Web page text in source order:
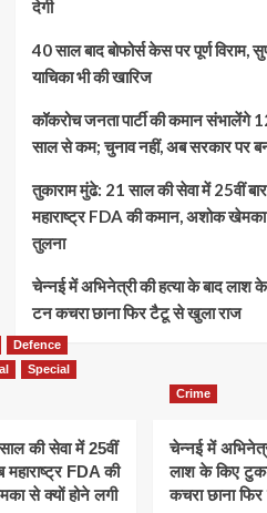
देगी
40 साल बाद बोफोर्स केस पर पूर्ण विराम,
याचिका भी की खारिज
कॉकरोच जनता पार्टी की कमान संभालेंगे
साल से कम; चुनाव नहीं, अब सरकार पर
तुकाराम मुंढे: 21 साल की सेवा में 25वीं
महाराष्ट्र FDA की कमान, अशोक खेमका
तुलना
चेन्नई में अभिनेत्री की हत्या के बाद
टन कचरा छाना फिर टैटू से खुला राज
Defence
Special
की सेवा में 25वीं
FDA की
से क्यों होने लगी
Crime
चेन्नई में
लाश के किए
कचरा छाना